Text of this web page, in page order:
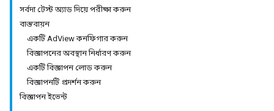
সর্বদা টেস্ট অ্যাড দিয়ে পরীক্ষা করুন
বাস্তবায়ন
একটি AdView কনফিগার করুন
বিজ্ঞাপনের অবস্থান নির্ধারণ করুন
একটি বিজ্ঞাপন লোড করুন
বিজ্ঞাপনটি প্রদর্শন করুন
বিজ্ঞাপন ইভেন্ট